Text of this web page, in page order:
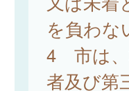
を負わな
4 市は、
者及び第